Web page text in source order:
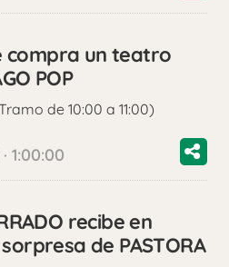
compra un teatro
POP
de 10:00 a 11:00)
1:00:00
recibe en
de PASTORA